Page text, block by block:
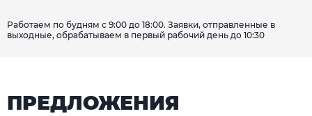
Работаем по будням с 9:00 до 18:00. Заявки, отправленные в
выходные, обрабатываем в первый рабочий день до 10:30
ПРЕДЛОЖЕНИЯ